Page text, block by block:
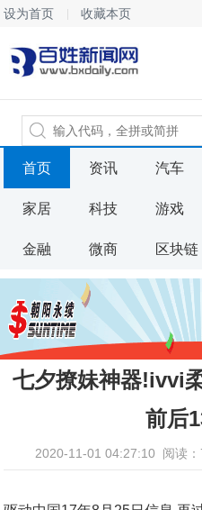
设为首页 收藏本页
首页 资讯 汽车
家居 科技 游戏
金融 微商 区块链
七夕撩妹神器!ivvi
前后
2020-11-01 04:27:10 阅读